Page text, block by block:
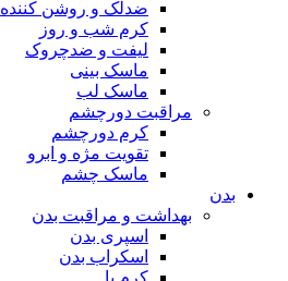
ضدلک و روشن کننده
کرم شب و روز
لیفت و ضدچروک
ماسک بینی
ماسک لب
مراقبت دورچشم
کرم دورچشم
تقویت مژه و ابرو
ماسک چشم
بدن
بهداشت و مراقبت بدن
اسپری بدن
اسکراب بدن
کرم پا